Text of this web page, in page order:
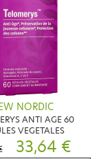
NORDIC
ANTI AGE 60
VEGETALES
33,64 €